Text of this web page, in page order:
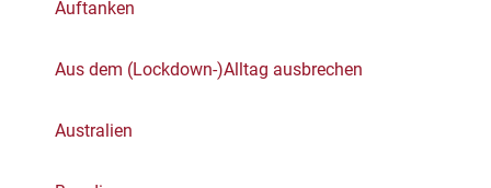
Auftanken
Aus dem (Lockdown-)Alltag ausbrechen
Australien